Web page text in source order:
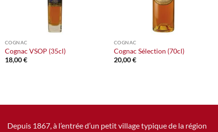
COGNAC
Cognac VSOP (35cl)
18,00€
COGNAC
Cognac Sélection (70cl)
20,00€
Depuis 1867, à l’entrée d’un petit village typique de la région